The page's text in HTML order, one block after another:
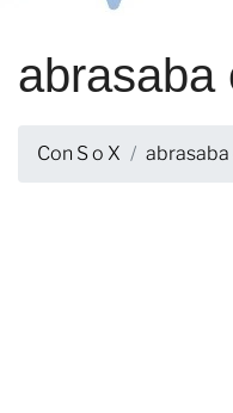
abrasaba
Con S o X